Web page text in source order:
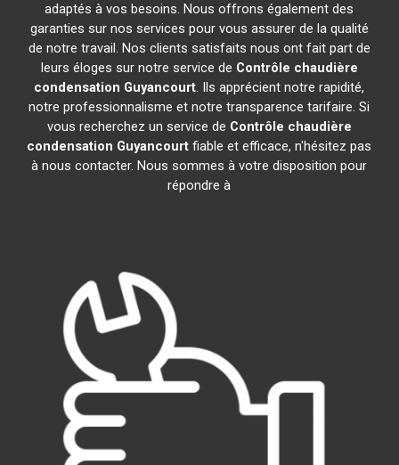
adaptés à vos besoins. Nous offrons également des
garanties sur nos services pour vous assurer de la qualité
de notre travail. Nos clients satisfaits nous ont fait part de
leurs éloges sur notre service de Contrôle chaudière
condensation Guyancourt. Ils apprécient notre rapidité,
notre professionnalisme et notre transparence tarifaire. Si
vous recherchez un service de Contrôle chaudière
condensation Guyancourt fiable et efficace, n'hésitez pas
à nous contacter. Nous sommes à votre disposition pour
répondre à